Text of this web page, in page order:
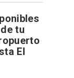
tu
El